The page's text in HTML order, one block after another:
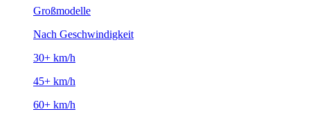
Großmodelle
Nach Geschwindigkeit
30+ km/h
45+ km/h
60+ km/h